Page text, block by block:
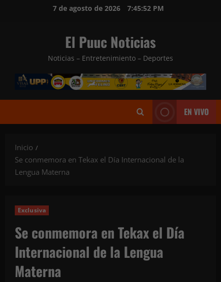
7 de agosto de 2026 7:45:54 PM
El Puuc Noticias
Noticias – Entretenimiento – Deportes
EN VIVO
Inicio
Se conmemora en Tekax el Día Internacional de la
Lengua Materna
Exclusiva
Se conmemora en Tekax el Día
Internacional de la Lengua
Materna